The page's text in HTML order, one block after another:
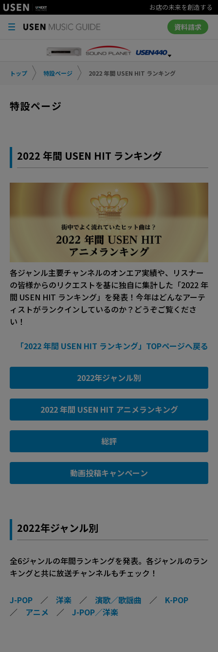
お店の未来を創造する
資料請求
トップ 特設ページ 2022 年間 USEN HIT ランキング
特設ページ
2022 年間 USEN HIT ランキング
各ジャンル主要チャンネルのオンエア実績や、リスナー
の皆様からのリクエストを基に独自に集計した「2022 年
間 USEN HIT ランキング」を発表！今年はどんなアーテ
ィストがランクインしているのか？どうぞご覧くださ
い！
「2022 年間 USEN HIT ランキング」TOPページへ戻る
2022年ジャンル別
2022 年間 USEN HIT アニメランキング
総評
動画投稿キャンペーン
2022年ジャンル別
全6ジャンルの年間ランキングを発表。各ジャンルのラン
キングと共に放送チャンネルもチェック！
J-POP ／ 洋楽 ／ 演歌／歌謡曲 ／ K-POP
／ アニメ ／ J-POP／洋楽